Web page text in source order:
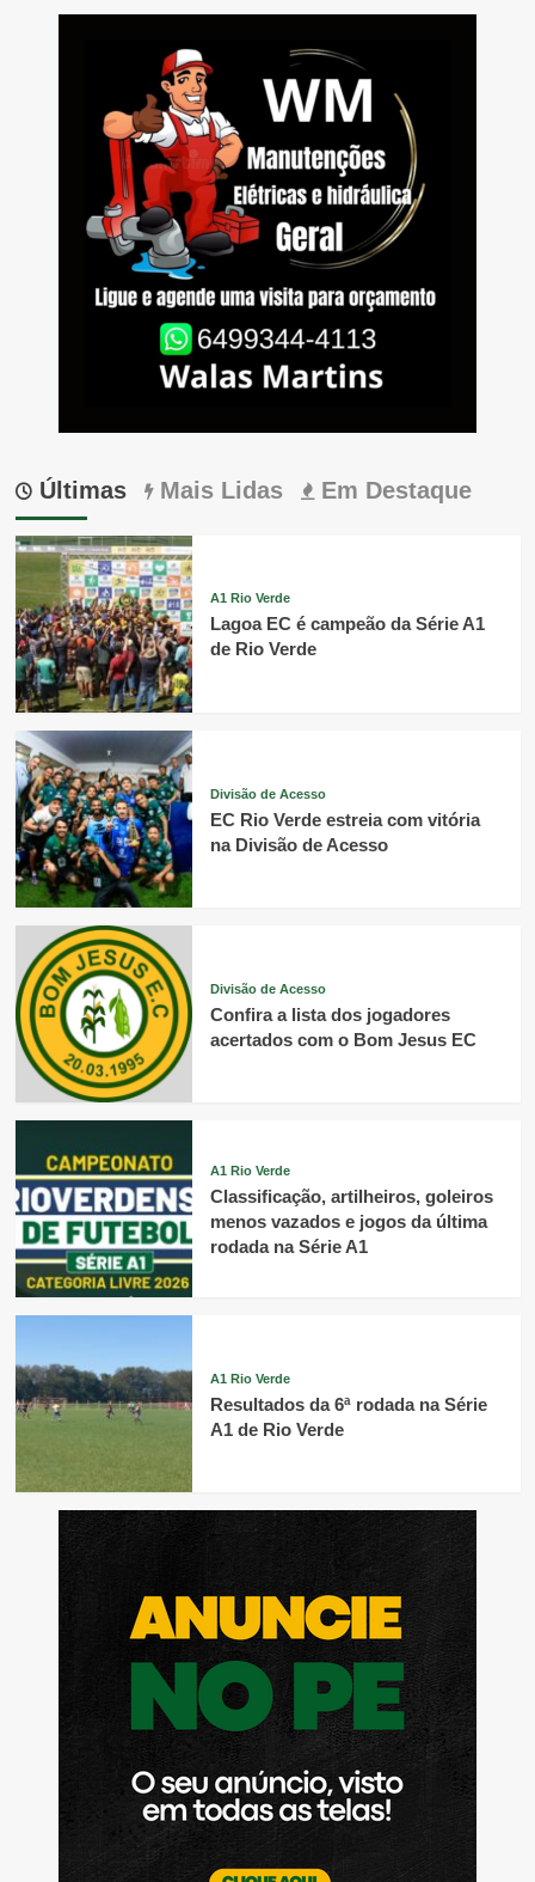
Últimas Mais Lidas Em Destaque
A1 Rio Verde
Lagoa EC é campeão da Série A1
de Rio Verde
Divisão de Acesso
EC Rio Verde estreia com vitória
na Divisão de Acesso
Divisão de Acesso
Confira a lista dos jogadores
acertados com o Bom Jesus EC
A1 Rio Verde
Classificação, artilheiros, goleiros
menos vazados e jogos da última
rodada na Série A1
A1 Rio Verde
Resultados da 6ª rodada na Série
A1 de Rio Verde